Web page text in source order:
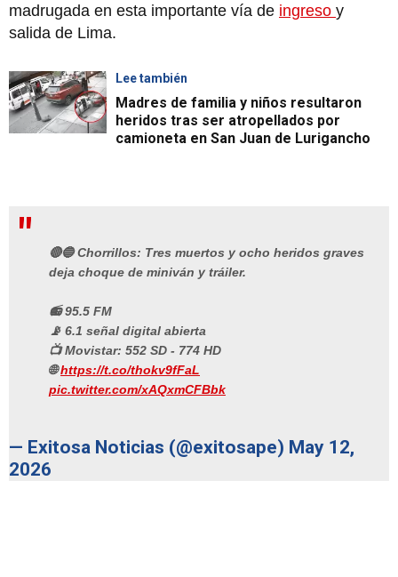
madrugada en esta importante vía de ingreso y
salida de Lima.
Lee también
Madres de familia y niños resultaron
heridos tras ser atropellados por
camioneta en San Juan de Lurigancho
🔴🔵 Chorrillos: Tres muertos y ocho heridos graves
deja choque de miniván y tráiler.
📻 95.5 FM
📡 6.1 señal digital abierta
📺 Movistar: 552 SD - 774 HD
🌐https://t.co/thokv9fFaL
pic.twitter.com/xAQxmCFBbk
— Exitosa Noticias (@exitosape) May 12,
2026